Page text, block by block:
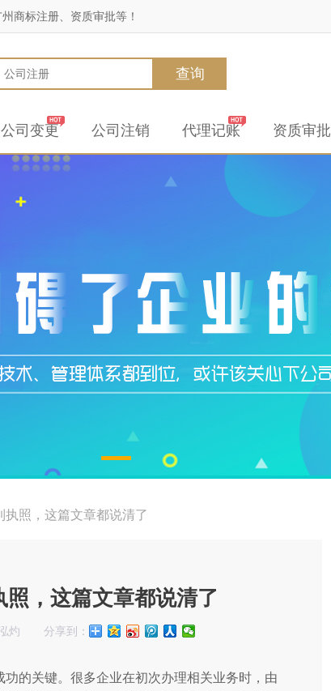
商标注册、资质审批等！
查询
公司变更 公司注销 代理记账 资质审批
执照，这篇文章都说清了
，这篇文章都说清了
灼 分享到：
的关键。很多企业在初次办理相关业务时，由